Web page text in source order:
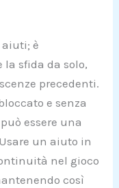
aiuti; è
sfida da solo,
precedenti.
e senza
essere una
un aiuto in
nel gioco
così